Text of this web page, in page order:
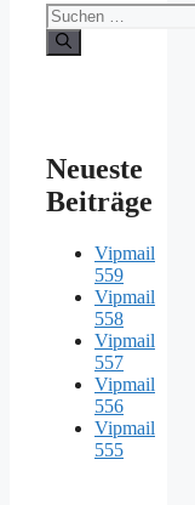
Suche
nach:
Neueste
Beiträge
Vipmail
559
Vipmail
558
Vipmail
557
Vipmail
556
Vipmail
555